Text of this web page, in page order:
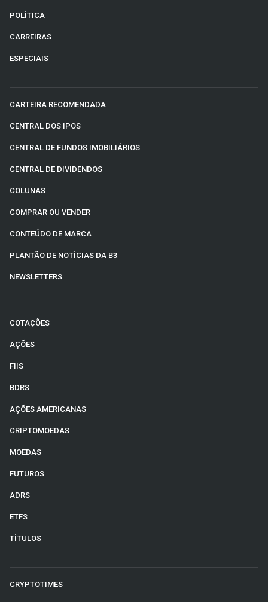
POLÍTICA
CARREIRAS
ESPECIAIS
CARTEIRA RECOMENDADA
CENTRAL DOS IPOS
CENTRAL DE FUNDOS IMOBILIÁRIOS
CENTRAL DE DIVIDENDOS
COLUNAS
COMPRAR OU VENDER
CONTEÚDO DE MARCA
PLANTÃO DE NOTÍCIAS DA B3
NEWSLETTERS
COTAÇÕES
AÇÕES
FIIS
BDRS
AÇÕES AMERICANAS
CRIPTOMOEDAS
MOEDAS
FUTUROS
ADRS
ETFS
TÍTULOS
CRYPTOTIMES